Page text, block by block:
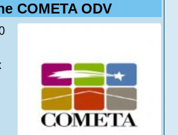
COMETA ODV